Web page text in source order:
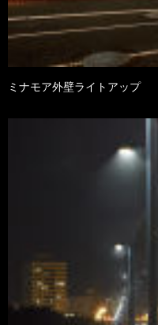
ミナモア外壁ライトアップ